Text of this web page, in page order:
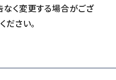
く変更する場合がござ
ださい。